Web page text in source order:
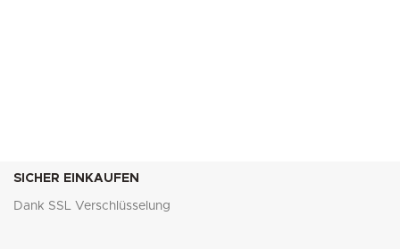
SICHER EINKAUFEN
Dank SSL Verschlüsselung